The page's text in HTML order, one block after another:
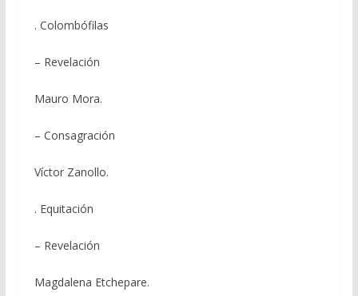
. Colombófilas
– Revelación
Mauro Mora.
– Consagración
Víctor Zanollo.
. Equitación
– Revelación
Magdalena Etchepare.